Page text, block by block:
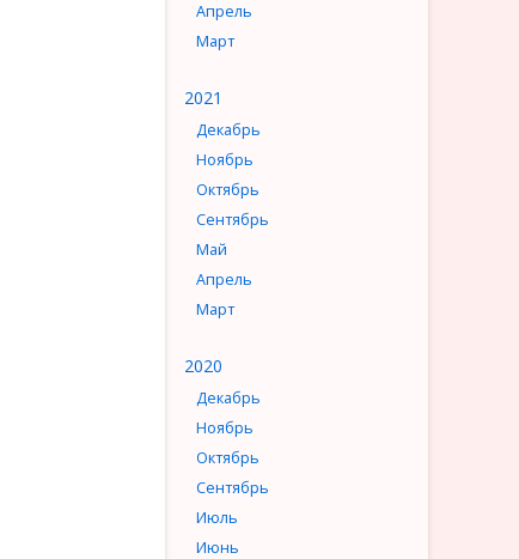
Апрель
Март
2021
Декабрь
Ноябрь
Октябрь
Сентябрь
Май
Апрель
Март
2020
Декабрь
Ноябрь
Октябрь
Сентябрь
Июль
Июнь